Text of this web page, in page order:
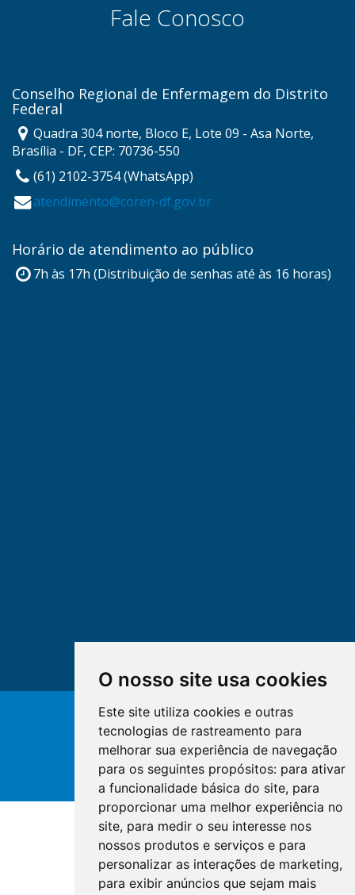
O nosso site usa cookies
Este site utiliza cookies e outras
tecnologias de rastreamento para
melhorar sua experiência de navegação
para os seguintes propósitos: para ativar
a funcionalidade básica do site, para
proporcionar uma melhor experiência no
site, para medir o seu interesse nos
nossos produtos e serviços e para
personalizar as interações de marketing,
para exibir anúncios que sejam mais
Fale Conosco
Conselho Regional de Enfermagem do Distrito
Federal
Quadra 304 norte, Bloco E, Lote 09 - Asa Norte,
Brasília - DF, CEP: 70736-550
(61) 2102-3754 (WhatsApp)
atendimento@coren-df.gov.br
Horário de atendimento ao público
7h às 17h (Distribuição de senhas até às 16 horas)
© Copyright 2026 - Cofen/CORENs